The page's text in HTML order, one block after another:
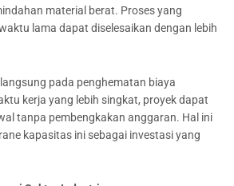
material berat. Proses yang
lama dapat diselesaikan dengan lebih
pada penghematan biaya
kerja yang lebih singkat, proyek dapat
tanpa pembengkakan anggaran. Hal ini
kapasitas ini sebagai investasi yang